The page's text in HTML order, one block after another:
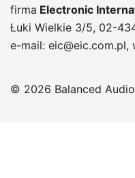
firma Electronic
Łuki Wielkie 3/5, 02-
e-mail: eic@eic.com.pl,
© 2026 Balanced